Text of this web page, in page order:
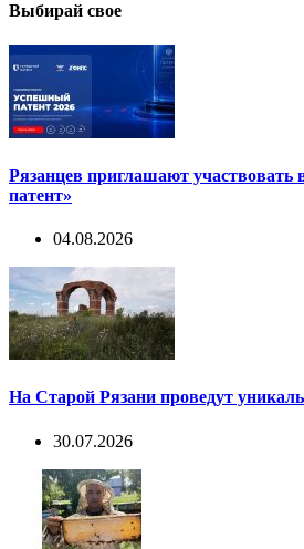
Выбирай свое
Рязанцев приглашают
патент»
04.08.2026
На Старой Рязани проведут
30.07.2026